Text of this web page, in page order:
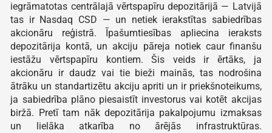
iegrāmatotas centrālajā vērtspapīru depozitārijā — Latvijā
tas ir Nasdaq CSD — un netiek ierakstītas sabiedrības
akcionāru reģistrā. Īpašumtiesības apliecina ieraksts
depozitārija kontā, un akciju pāreja notiek caur finanšu
iestāžu vērtspapīru kontiem. Šis veids ir ērtāks, ja
akcionāru ir daudz vai tie bieži mainās, tas nodrošina
ātrāku un standartizētu akciju apriti un ir priekšnoteikums,
ja sabiedrība plāno piesaistīt investorus vai kotēt akcijas
biržā. Pretī tam nāk depozitārija pakalpojumu izmaksas
un lielāka atkarība no ārējās infrastruktūras.